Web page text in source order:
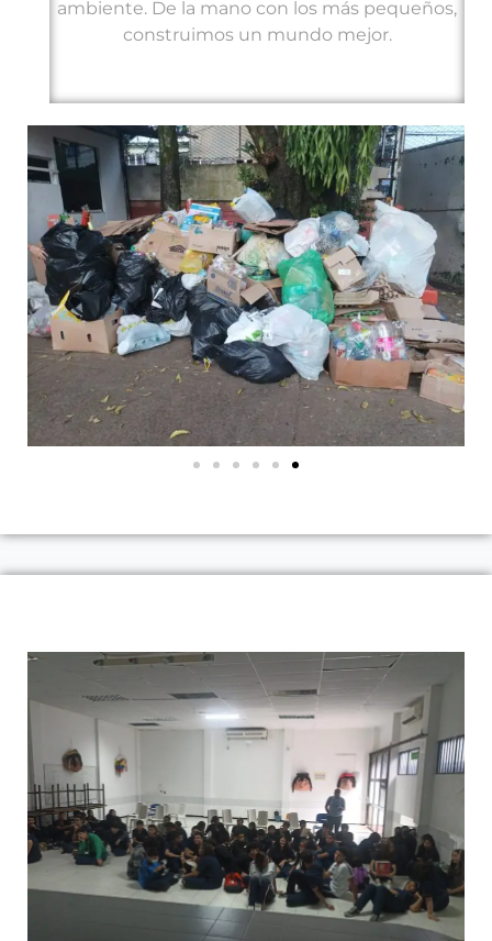
ambiente. De la mano con los más pequeños,
construimos un mundo mejor.